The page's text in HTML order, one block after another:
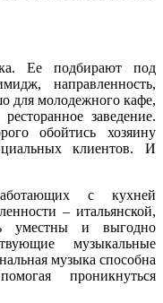
Ее подбирают под
направленность,
для молодежного кафе,
заведение.
обойтись хозяину
клиентов. И
с кухней
– итальянской,
уместны и выгодно
музыкальные
музыка способна
проникнуться